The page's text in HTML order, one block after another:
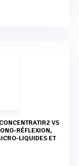
RÉFLEXION,
LIQUIDES ET